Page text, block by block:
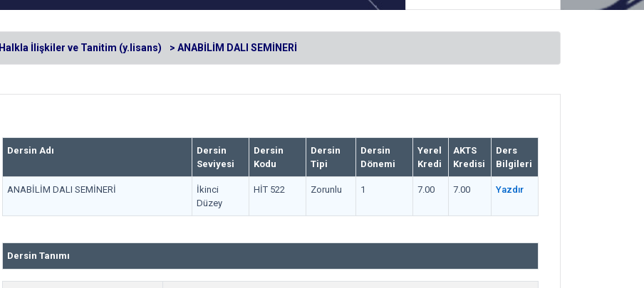
Halkla İlişkiler ve Tanitim (y.lisans) > ANABİLİM DALI SEMİNERİ
Dersin Adı
Dersin
Seviyesi
Dersin
Kodu
Dersin
Tipi
Dersin
Dönemi
Yerel
Kredi
AKTS
Kredisi
Ders
Bilgileri
ANABİLİM DALI SEMİNERİ
İkinci
Düzey
HİT 522 Zorunlu 1 7.00 7.00 Yazdır
Dersin Tanımı